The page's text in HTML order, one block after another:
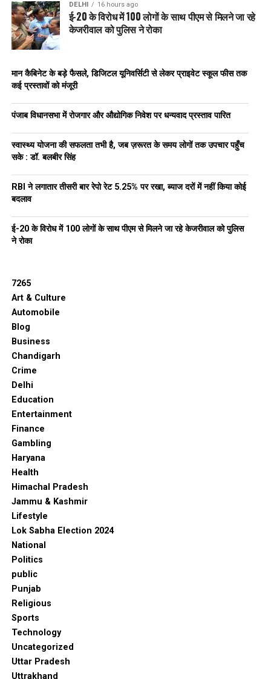
DELHI 16 hours ago
ई-20 के विरोध में 100 लोगों के साथ पीएम से मिलने जा रहे
केजरीवाल को पुलिस ने रोका
मान कैबिनेट के बड़े फैसले, डिजिटल यूनिवर्सिटी से लेकर प्राइवेट स्कूल फीस तक
कई प्रस्तावों को मंजूरी
पंजाब विधानसभा में रोजगार और औद्योगिक निवेश पर धन्यवाद प्रस्ताव पारित
स्वास्थ्य योजना की सफलता तभी है, जब ज़रूरत के समय लोगों तक उपचार पहुँच
सके : डॉ. बलबीर सिंह
RBI ने लगातार तीसरी बार रेपो रेट 5.25% पर रखा, ब्याज दरों में नहीं किया कोई
बदलाव
ई-20 के विरोध में 100 लोगों के साथ पीएम से मिलने जा रहे केजरीवाल को पुलिस
ने रोका
7265
Art & Culture
Automobile
Blog
Business
Chandigarh
Crime
Delhi
Education
Entertainment
Finance
Gambling
Haryana
Health
Himachal Pradesh
Jammu & Kashmir
Lifestyle
Lok Sabha Election 2024
National
Politics
public
Punjab
Religious
Sports
Technology
Uncategorized
Uttar Pradesh
Uttrakhand